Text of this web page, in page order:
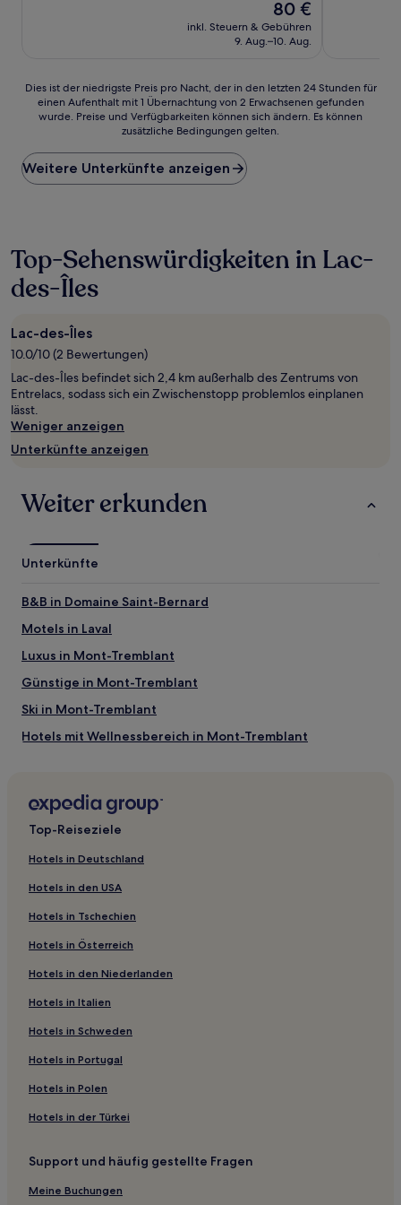
Der
Preis
beträgt
80 €
inkl. Steuern & Gebühren
9. Aug.–10. Aug.
Dies
der
Preis
pro
Nacht,
letzten
24 Stunden
für
einen
mit
1 Übernachtung
von
2 Erwachsenen
gefunden
wurde.
Preise
und
Verfügbarkeiten
sich
ändern.
können
zusätzliche
Bedingungen
Dies ist der niedrigste Preis pro Nacht, der in den letzten 24 Stunden für
einen Aufenthalt mit 1 Übernachtung von 2 Erwachsenen gefunden
wurde. Preise und Verfügbarkeiten können sich ändern. Es können
zusätzliche Bedingungen gelten.
Weitere Unterkünfte anzeigen
Top-Sehenswürdigkeiten in Lac-
des-Îles
Lac-des-Îles
10.0/10 (2 Bewertungen)
Lac-des-Îles befindet sich 2,4 km außerhalb des Zentrums von
Entrelacs, sodass sich ein Zwischenstopp problemlos einplanen
lässt.
Weniger anzeigen
Unterkünfte anzeigen
Weiter erkunden
Unterkünfte
B&B in Domaine Saint-Bernard
Motels in Laval
Luxus in Mont-Tremblant
Günstige in Mont-Tremblant
Ski in Mont-Tremblant
Hotels mit Wellnessbereich in Mont-Tremblant
Familien in Dorval
Lgbtqia-Freundliche in Montreal
Hotels mit inbegriffenem Frühstück in Montreal
Familien in Montreal
Hotels mit Shoppingmöglichkeit in Montreal
Ski in Montreal
Familien nahe Untergrundstadt
Familien in Laval
Luxus nahe Rue Saint-Denis
Günstige nahe Rue Saint-Denis
Hotels mit Pool in Trois-Rivières
Hotels mit Parkplatz in Mercier-Hochelaga-Maisonneuve
Top-Reiseziele
Hotels in Deutschland
Hotels in den USA
Hotels in Tschechien
Hotels in Österreich
Hotels in den Niederlanden
Hotels in Italien
Hotels in Schweden
Hotels in Portugal
Hotels in Polen
Hotels in der Türkei
Support und häufig gestellte Fragen
Meine Buchungen